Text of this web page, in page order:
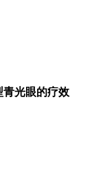
青光眼的疗效